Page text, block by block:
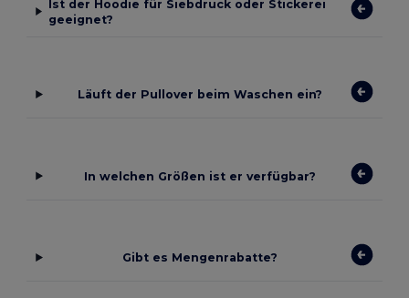
Ist der Hoodie für Siebdruck oder Stickerei
geeignet?
Läuft der Pullover beim Waschen ein?
In welchen Größen ist er verfügbar?
Gibt es Mengenrabatte?